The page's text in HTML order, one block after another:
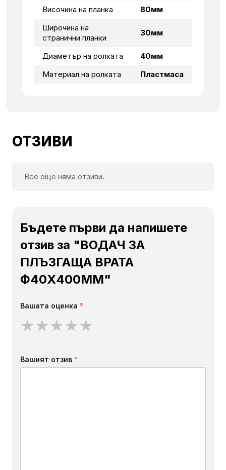
Височина на планка
80мм
Широчина на
странични планки
30мм
Диаметър на ролката
40мм
Материал на ролката
Пластмаса
ОТЗИВИ
Все още няма отзиви.
Бъдете първи да напишете
отзив за "ВОДАЧ ЗА
ПЛЪЗГАЩА ВРАТА
Ф40Х400ММ"
Вашата оценка *
★★★★★
Вашият отзив *